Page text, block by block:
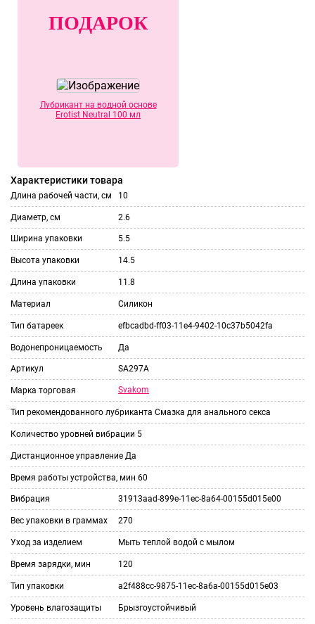
ПОДАРОК
Лубрикант на водной основе
Erotist Neutral 100 мл
Характеристики товара
Длина рабочей части, см 10
Диаметр, см 2.6
Ширина упаковки 5.5
Высота упаковки 14.5
Длина упаковки 11.8
Материал Силикон
Тип батареек efbcadbd-ff03-11e4-9402-10c37b5042fa
Водонепроницаемость Да
Артикул SA297A
Марка торговая Svakom
Тип рекомендованного лубриканта Смазка для анального секса
Количество уровней вибрации 5
Дистанционное управление Да
Время работы устройства, мин 60
Вибрация 31913aad-899e-11ec-8a64-00155d015e00
Вес упаковки в граммах 270
Уход за изделием Мыть теплой водой с мылом
Время зарядки, мин 120
Тип упаковки a2f488cc-9875-11ec-8a6a-00155d015e03
Уровень влагозащиты Брызгоустойчивый